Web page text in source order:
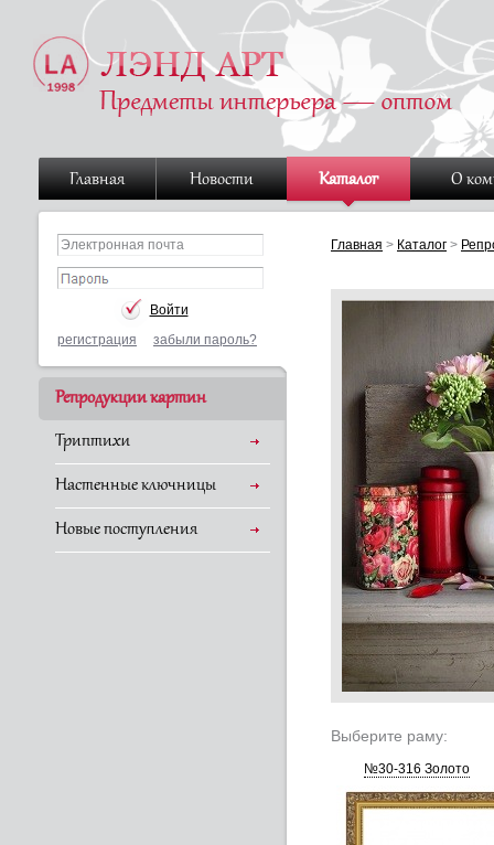
Главная Новости Каталог О
регистрация забыли пароль?
Репродукции картин
Триптихи
Настенные ключницы
Новые поступления
Главная > Каталог >
Выберите раму:
№30-316 Золото